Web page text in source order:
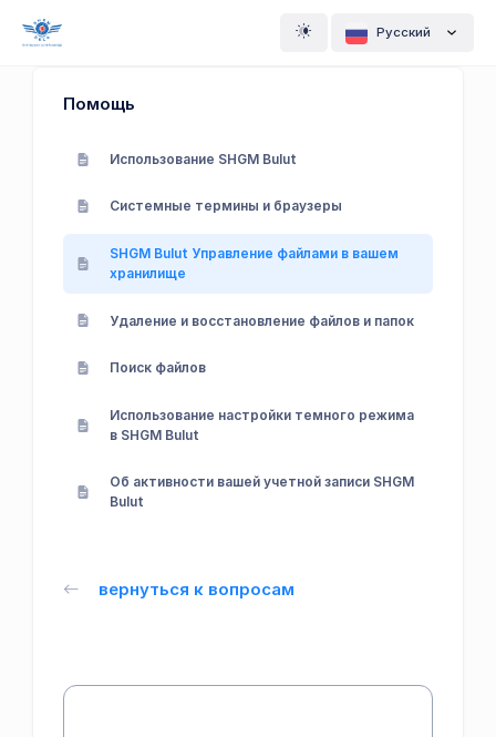
Pусский
Помощь
Использование SHGM Bulut
Системные термины и браузеры
SHGM Bulut Управление файлами в вашем
хранилище
Удаление и восстановление файлов и папок
Поиск файлов
Использование настройки темного режима
в SHGM Bulut
Об активности вашей учетной записи SHGM
Bulut
вернуться к вопросам